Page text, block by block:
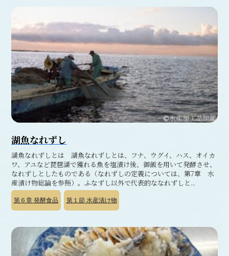
湖魚なれずし
湖魚なれずしとは 湖魚なれずしとは、フナ、ウグイ、ハス、オイカ
ワ、アユなど琵琶湖で獲れる魚を塩漬け後、御飯を用いて発酵させ、
なれずしとしたものである（なれずしの定義については、第7章 水
産漬け物総論を参照）。ふなずし以外で代表的ななれずしと...
第６章 発酵食品 第１節水産漬け物